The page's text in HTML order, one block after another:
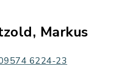
Markus
6224-23